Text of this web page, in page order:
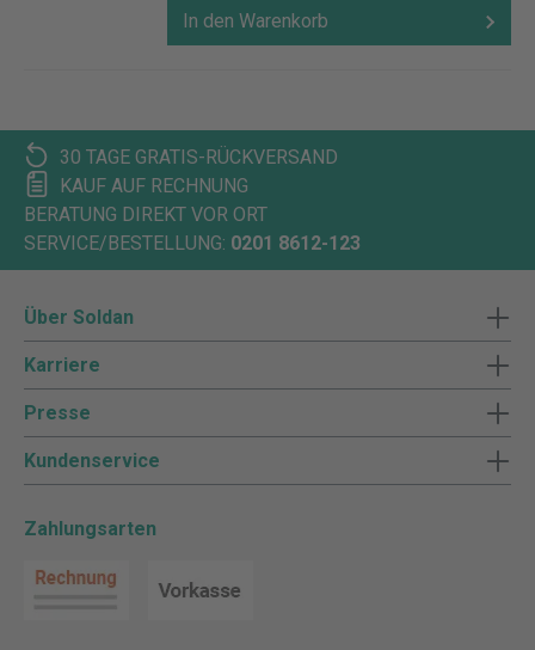
In den Warenkorb
30 TAGE GRATIS-RÜCKVERSAND
KAUF AUF RECHNUNG
BERATUNG DIREKT VOR ORT
SERVICE/BESTELLUNG: 0201 8612-123
Über Soldan
Karriere
Presse
Kundenservice
Zahlungsarten